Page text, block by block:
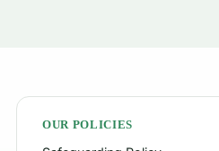
OUR POLICIES